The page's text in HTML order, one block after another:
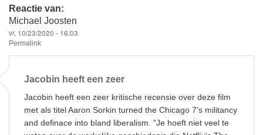
e
e
b
o
o
k
y
Reactie van:
Michael Joosten
vr, 10/23/2020 - 16:03
Permalink
Jacobin heeft een zeer
Jacobin heeft een zeer kritische recensie over deze film
met als titel Aaron Sorkin turned the Chicago 7's militancy
and definace into bland liberalism. "Je hoeft niet veel te